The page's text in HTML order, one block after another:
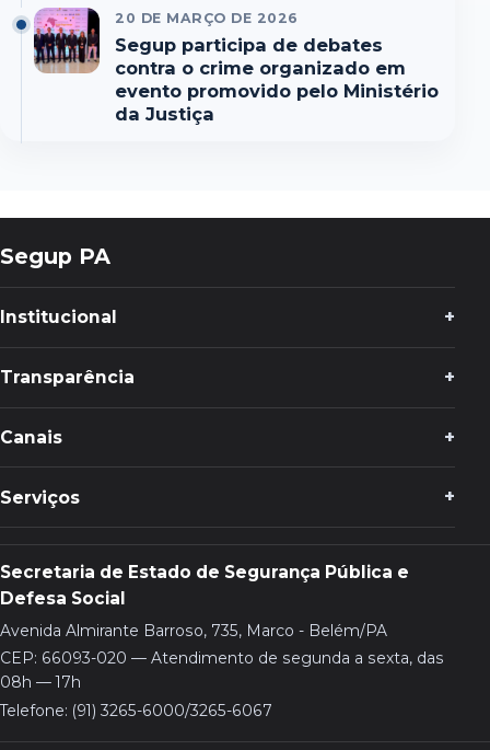
20 DE MARÇO DE 2026
Segup participa de debates
contra o crime organizado em
evento promovido pelo Ministério
da Justiça
Segup PA
Institucional
Transparência
Canais
Serviços
Secretaria de Estado de Segurança Pública e
Defesa Social
Avenida Almirante Barroso, 735, Marco - Belém/PA
CEP: 66093-020 — Atendimento de segunda a sexta, das
08h — 17h
Telefone: (91) 3265-6000/3265-6067